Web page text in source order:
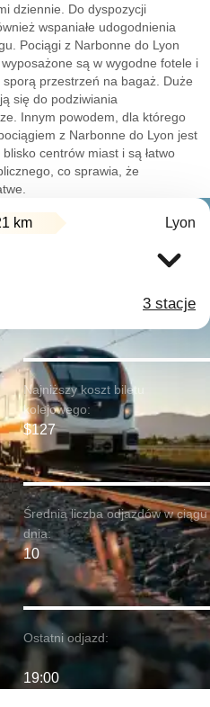
dziennie. Do dyspozycji
wspaniałe udogodnienia
Pociągi z Narbonne do Lyon
są w wygodne fotele i
przestrzeń na bagaż. Duże
się do podziwiania
Innym powodem, dla którego
z Narbonne do Lyon jest
centrów miast i są łatwo
co sprawia, że
km Lyon
3 stacje
Najniższy koszt biletu
kolejowego:
$127
Średnia liczba odjazdów w ciągu
dnia:
10
Ostatni odjazd:
19:00